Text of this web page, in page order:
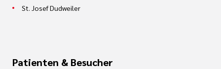
St. Josef Dudweiler
Patienten & Besucher